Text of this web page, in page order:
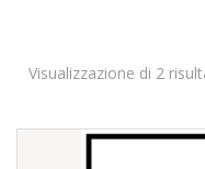
Visualizzazione di 2